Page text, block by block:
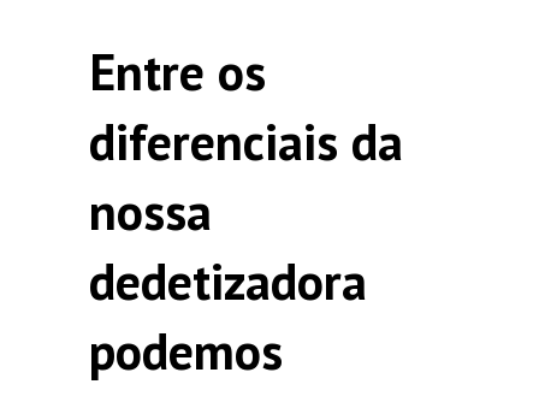
Entre os
diferenciais da
nossa
dedetizadora
podemos